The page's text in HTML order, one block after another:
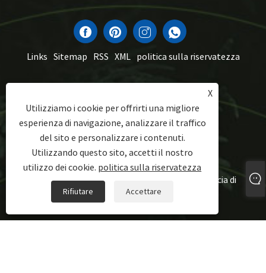
Links Sitemap RSS XML politica sulla riservatezza
CONTATTACI
+86-13056709268
E-mail: sales1@zealkeep.com
Indirizzo: Saint Street, Cixi City e City City, Provincia di
Zhejiang, Cina
X
Utilizziamo i cookie per offrirti una migliore
esperienza di navigazione, analizzare il traffico
del sito e personalizzare i contenuti.
Utilizzando questo sito, accetti il ​​nostro
utilizzo dei cookie. politica sulla riservatezza
Rifiutare Accettare